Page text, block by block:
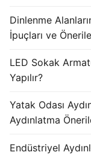
Dinlenme
İpuçları ve
LED Sokak
Yapılır?
Yatak Odası
Aydınlatma
Endüstriyel